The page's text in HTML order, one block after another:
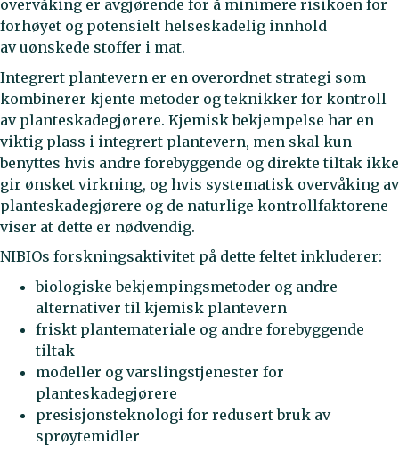
overvåking er avgjørende for å minimere risikoen for
forhøyet og potensielt helseskadelig innhold
av uønskede stoffer i mat.
Integrert plantevern er en overordnet strategi som
kombinerer kjente metoder og teknikker for kontroll
av planteskadegjørere. Kjemisk bekjempelse har en
viktig plass i integrert plantevern, men skal kun
benyttes hvis andre forebyggende og direkte tiltak ikke
gir ønsket virkning, og hvis systematisk overvåking av
planteskadegjørere og de naturlige kontrollfaktorene
viser at dette er nødvendig.
NIBIOs forskningsaktivitet på dette feltet inkluderer:
biologiske bekjempingsmetoder og andre
alternativer til kjemisk plantevern
friskt plantemateriale og andre forebyggende
tiltak
modeller og varslingstjenester for
planteskadegjørere
presisjonsteknologi for redusert bruk av
sprøytemidler